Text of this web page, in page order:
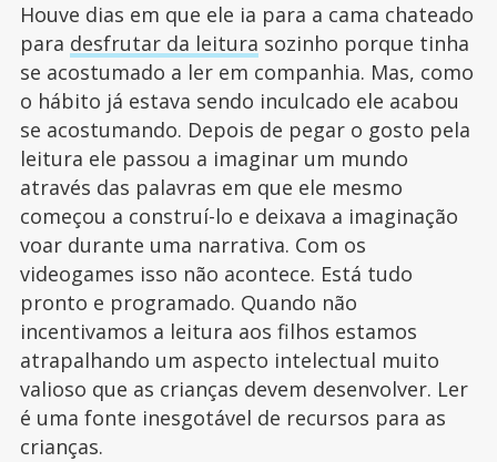
Houve dias em que ele ia para a cama chateado
para desfrutar da leitura sozinho porque tinha
se acostumado a ler em companhia. Mas, como
o hábito já estava sendo inculcado ele acabou
se acostumando. Depois de pegar o gosto pela
leitura ele passou a imaginar um mundo
através das palavras em que ele mesmo
começou a construí-lo e deixava a imaginação
voar durante uma narrativa. Com os
videogames isso não acontece. Está tudo
pronto e programado. Quando não
incentivamos a leitura aos filhos estamos
atrapalhando um aspecto intelectual muito
valioso que as crianças devem desenvolver. Ler
é uma fonte inesgotável de recursos para as
crianças.